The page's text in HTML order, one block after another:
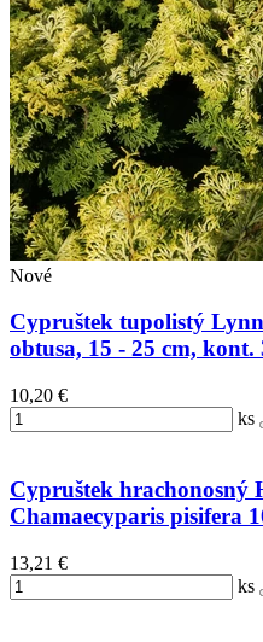
Nové
Cypruštek tupolistý
obtusa, 15 - 25 cm, kont.
10,20 €
ks
Cypruštek hrachonosný
Chamaecyparis pisifera
13,21 €
ks